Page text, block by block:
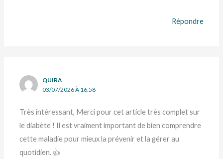
Répondre
QUIRA
03/07/2026 À 16:58
Très intéressant, Merci pour cet article très complet sur
le diabète ! Il est vraiment important de bien comprendre
cette maladie pour mieux la prévenir et la gérer au
quotidien. 👍